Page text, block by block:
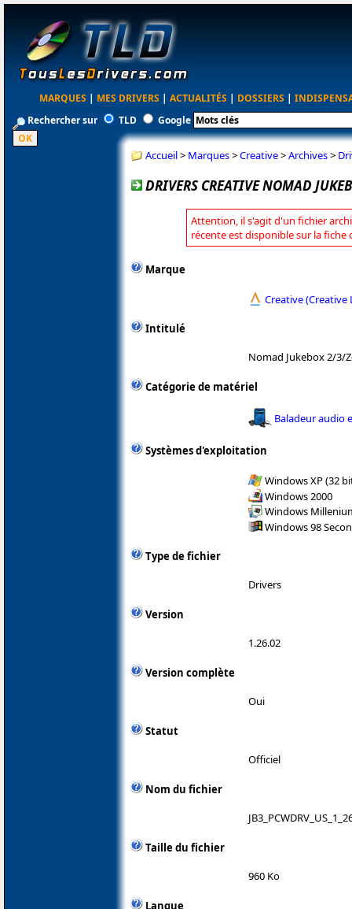
MARQUES | MES DRIVERS | ACTUALITÉS | DOSSIERS |
Rechercher sur
TLD Google
Accueil> Marques>Creative>Archives>
DRIVERS CREATIVE NOMAD
Attention, il s'agit d'un fichier
récente est disponible sur la fiche
Marque
Creative (Creative
Intitulé
Nomad Jukebox 2/3/
Catégorie de matériel
Baladeur audio
Systèmes d'exploitation
Windows XP (32
Windows 2000
Windows
Windows 98
Type de fichier
Drivers
Version
1.26.02
Version complète
Oui
Statut
Officiel
Nom du fichier
Taille du fichier
960 Ko
Langue